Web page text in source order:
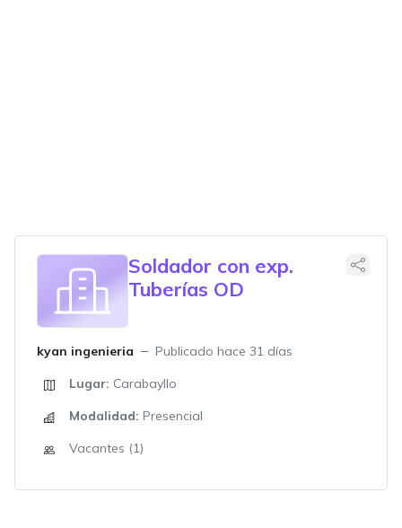
Soldador con exp.
Tuberías OD
kyan ingenieria
Publicado hace 31 días
Lugar: Carabayllo
Modalidad: Presencial
Vacantes (1)